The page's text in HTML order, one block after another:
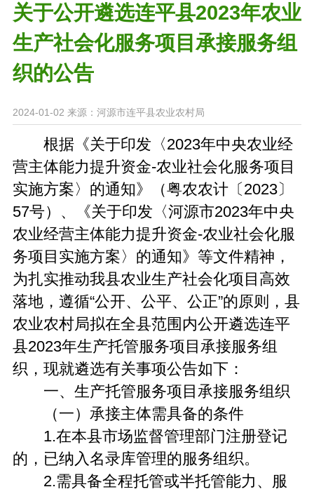
关于公开遴选连平县2023年农业
生产社会化服务项目承接服务组
织的公告
2024-01-02 来源：河源市连平县农业农村局
根据《关于印发〈2023年中央农业经
营主体能力提升资金-农业社会化服务项目
实施方案〉的通知》（粤农农计〔2023〕
57号）、《关于印发〈河源市2023年中央
农业经营主体能力提升资金-农业社会化服
务项目实施方案〉的通知》等文件精神，
为扎实推动我县农业生产社会化项目高效
落地，遵循“公开、公平、公正”的原则，县
农业农村局拟在全县范围内公开遴选连平
县2023年生产托管服务项目承接服务组
织，现就遴选有关事项公告如下：
一、生产托管服务项目承接服务组织
（一）承接主体需具备的条件
1.在本县市场监督管理部门注册登记
的，已纳入名录库管理的服务组织。
2.需具备全程托管或半托管能力、服